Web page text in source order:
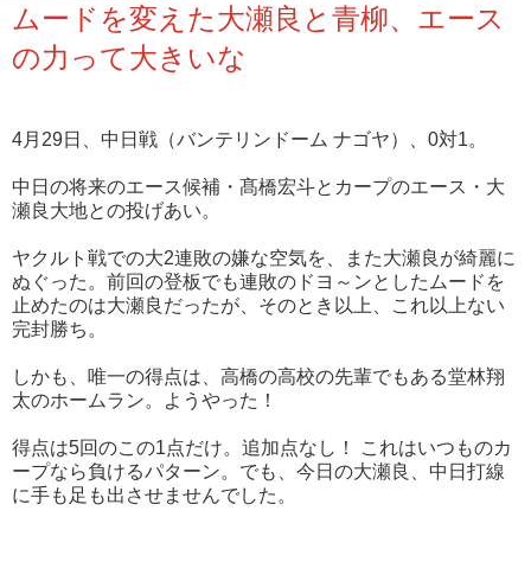
ムードを変えた大瀬良と青柳、エース
の力って大きいな
4月29日、中日戦（バンテリンドーム ナゴヤ）、0対1。
中日の将来のエース候補・髙橋宏斗とカープのエース・大
瀬良大地との投げあい。
ヤクルト戦での大2連敗の嫌な空気を、また大瀬良が綺麗に
ぬぐった。前回の登板でも連敗のドヨ～ンとしたムードを
止めたのは大瀬良だったが、そのとき以上、これ以上ない
完封勝ち。
しかも、唯一の得点は、高橋の高校の先輩でもある堂林翔
太のホームラン。ようやった！
得点は5回のこの1点だけ。追加点なし！ これはいつものカ
ープなら負けるパターン。でも、今日の大瀬良、中日打線
に手も足も出させませんでした。